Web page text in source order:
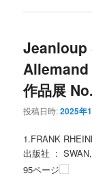
Jeanloup
Allemand
作品展
投稿日時:2025年
1.FRANK
出版社 ‏ : ‎ SWAN, Kehl、1983年、ハードカバー ‏ : ‎32.5×24.5cm
95ページ